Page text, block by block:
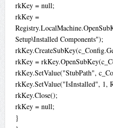
rkKey = null;
rkKey =
Setup\Installed Components");
rkKey =
rkKey.SetValue("StubPath",
rkKey.SetValue("IsInstalled", 1,
rkKey.Close();
rkKey = null;
}